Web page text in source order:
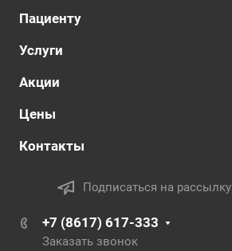
Пациенту
Услуги
Акции
Цены
Контакты
Подписаться на рассылку
+7 (8617) 617-333
Заказать звонок